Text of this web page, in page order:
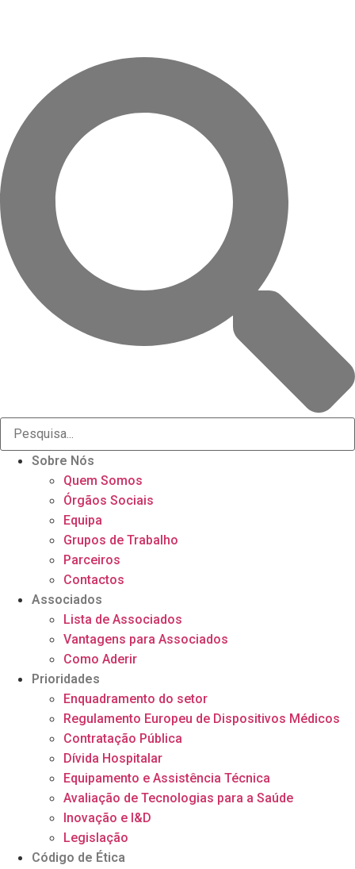
Sobre Nós
Quem Somos
Órgãos Sociais
Equipa
Grupos de Trabalho
Parceiros
Contactos
Associados
Lista de Associados
Vantagens para Associados
Como Aderir
Prioridades
Enquadramento do setor
Regulamento Europeu de Dispositivos Médicos
Contratação Pública
Dívida Hospitalar
Equipamento e Assistência Técnica
Avaliação de Tecnologias para a Saúde
Inovação e I&D
Legislação
Código de Ética